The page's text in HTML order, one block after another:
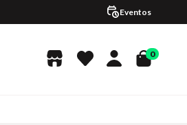
Eventos
0